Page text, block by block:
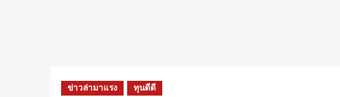
ข่าวล่ามาแรง ทุนดีดี